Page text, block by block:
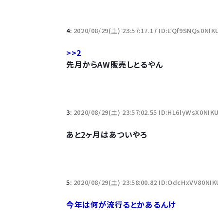
4: 2020/08/29(土) 23:57:17.17
>>2
先月からAW販売しとるやん
3: 2020/08/29(土) 23:57:02.55 ID:HL6lyWsX0NIKU
あと2ヶ月はあついやろ
5: 2020/08/29(土) 23:58:00.82
今年は何が流行るとかあるんけ